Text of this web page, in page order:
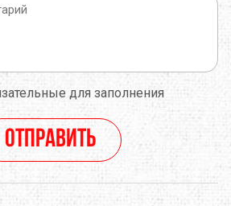
для заполнения
Отправить